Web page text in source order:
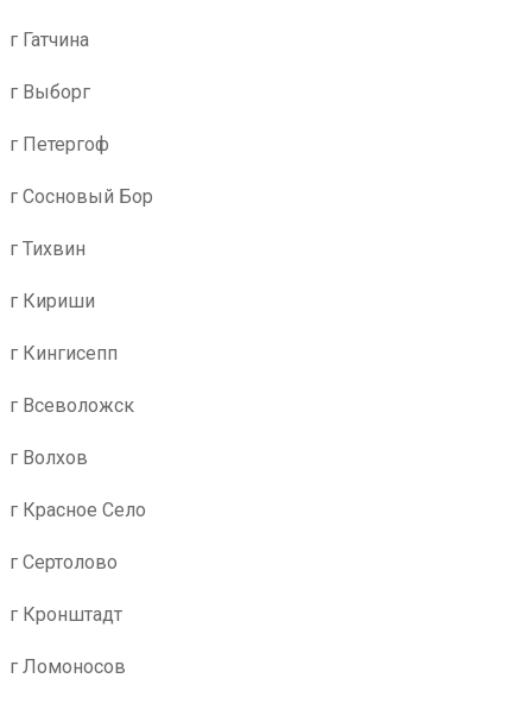
г Гатчина
г Выборг
г Петергоф
г Сосновый Бор
г Тихвин
г Кириши
г Кингисепп
г Всеволожск
г Волхов
г Красное Село
г Сертолово
г Кронштадт
г Ломоносов